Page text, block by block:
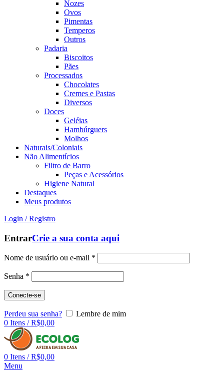
Nozes
Ovos
Pimentas
Temperos
Outros
Padaria
Biscoitos
Pães
Processados
Chocolates
Cremes e Pastas
Diversos
Doces
Geléias
Hambúrguers
Molhos
Naturais/Coloniais
Não Alimentícios
Filtro de Barro
Peças e Acessórios
Higiene Natural
Destaques
Meus produtos
Login / Registro
EntrarCrie a sua conta aqui
Nome de usuário ou e-mail *
Senha *
Conecte-se
Perdeu sua senha?
Lembre de mim
0 Itens / R$0,00
0 Itens / R$0,00
Menu